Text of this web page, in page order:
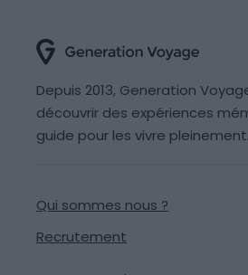
Depuis 2013, Generation
découvrir des expériences
guide pour les vivre pleinement.
Qui sommes nous ?
Recrutement